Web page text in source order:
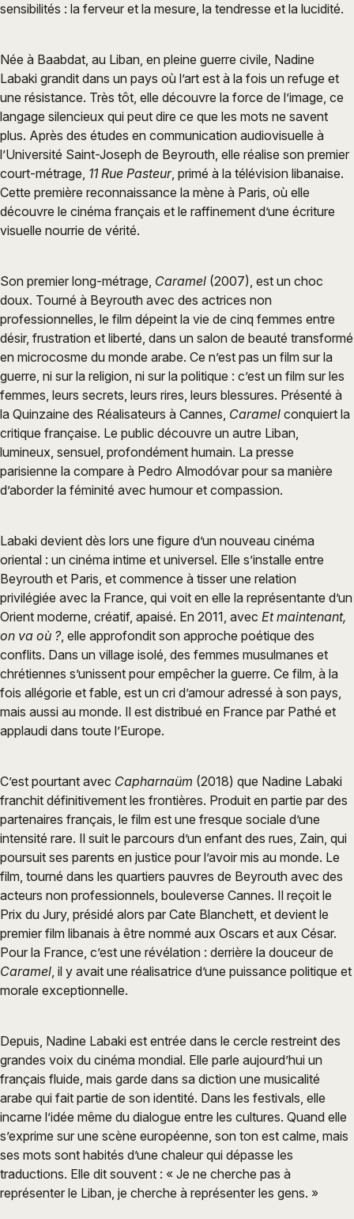
sensibilités : la ferveur et la mesure, la tendresse et la lucidité.
Née à Baabdat, au Liban, en pleine guerre civile, Nadine
Labaki grandit dans un pays où l’art est à la fois un refuge et
une résistance. Très tôt, elle découvre la force de l’image, ce
langage silencieux qui peut dire ce que les mots ne savent
plus. Après des études en communication audiovisuelle à
l’Université Saint-Joseph de Beyrouth, elle réalise son premier
court-métrage, 11 Rue Pasteur, primé à la télévision libanaise.
Cette première reconnaissance la mène à Paris, où elle
découvre le cinéma français et le raffinement d’une écriture
visuelle nourrie de vérité.
Son premier long-métrage, Caramel (2007), est un choc
doux. Tourné à Beyrouth avec des actrices non
professionnelles, le film dépeint la vie de cinq femmes entre
désir, frustration et liberté, dans un salon de beauté transformé
en microcosme du monde arabe. Ce n’est pas un film sur la
guerre, ni sur la religion, ni sur la politique : c’est un film sur les
femmes, leurs secrets, leurs rires, leurs blessures. Présenté à
la Quinzaine des Réalisateurs à Cannes, Caramel conquiert la
critique française. Le public découvre un autre Liban,
lumineux, sensuel, profondément humain. La presse
parisienne la compare à Pedro Almodóvar pour sa manière
d’aborder la féminité avec humour et compassion.
Labaki devient dès lors une figure d’un nouveau cinéma
oriental : un cinéma intime et universel. Elle s’installe entre
Beyrouth et Paris, et commence à tisser une relation
privilégiée avec la France, qui voit en elle la représentante d’un
Orient moderne, créatif, apaisé. En 2011, avec Et maintenant,
on va où ?, elle approfondit son approche poétique des
conflits. Dans un village isolé, des femmes musulmanes et
chrétiennes s’unissent pour empêcher la guerre. Ce film, à la
fois allégorie et fable, est un cri d’amour adressé à son pays,
mais aussi au monde. Il est distribué en France par Pathé et
applaudi dans toute l’Europe.
C’est pourtant avec Capharnaüm (2018) que Nadine Labaki
franchit définitivement les frontières. Produit en partie par des
partenaires français, le film est une fresque sociale d’une
intensité rare. Il suit le parcours d’un enfant des rues, Zain, qui
poursuit ses parents en justice pour l’avoir mis au monde. Le
film, tourné dans les quartiers pauvres de Beyrouth avec des
acteurs non professionnels, bouleverse Cannes. Il reçoit le
Prix du Jury, présidé alors par Cate Blanchett, et devient le
premier film libanais à être nommé aux Oscars et aux César.
Pour la France, c’est une révélation : derrière la douceur de
Caramel, il y avait une réalisatrice d’une puissance politique et
morale exceptionnelle.
Depuis, Nadine Labaki est entrée dans le cercle restreint des
grandes voix du cinéma mondial. Elle parle aujourd’hui un
français fluide, mais garde dans sa diction une musicalité
arabe qui fait partie de son identité. Dans les festivals, elle
incarne l’idée même du dialogue entre les cultures. Quand elle
s’exprime sur une scène européenne, son ton est calme, mais
ses mots sont habités d’une chaleur qui dépasse les
traductions. Elle dit souvent : « Je ne cherche pas à
représenter le Liban, je cherche à représenter les gens. »